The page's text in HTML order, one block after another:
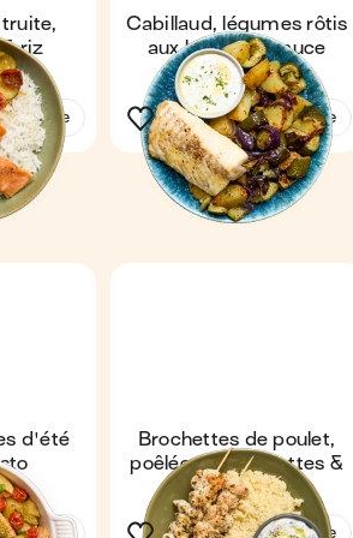
riz
recette
Cabillaud, légumes rôtis
aux herbes & sauce
yaourt
Voir la recette
d'été
recette
Brochettes de poulet,
poêlée de courgettes &
semoule
Voir la recette